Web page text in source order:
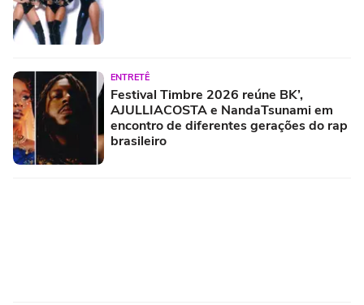
ENTRETÊ
Festival Timbre 2026 reúne BK’,
AJULLIACOSTA e NandaTsunami em
encontro de diferentes gerações do rap
brasileiro